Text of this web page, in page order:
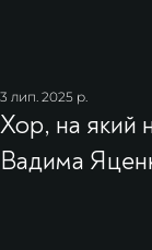
Хор, на який
Вадима
3 лип. 2025 р.